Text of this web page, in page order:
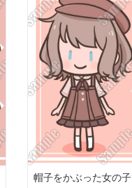
帽子をかぶった女の子